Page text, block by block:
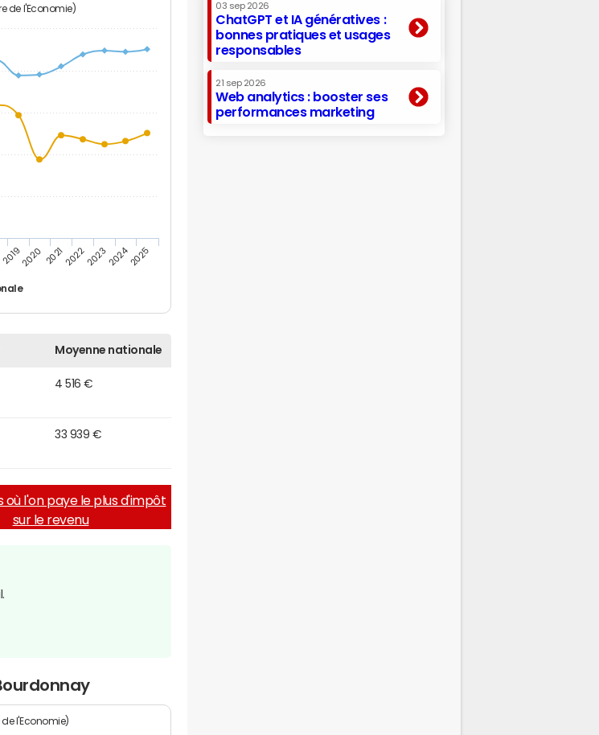
de l'Economie)
20192020 20212022202320242025
Moyenne nationale
4 516 €
33 939 €
où l'on paye le plus d'impôt
sur le revenu
l'Economie)
03 sep 2026
ChatGPT et IA génératives :
bonnes pratiques et usages
responsables
21 sep 2026
Web analytics : booster ses
performances marketing